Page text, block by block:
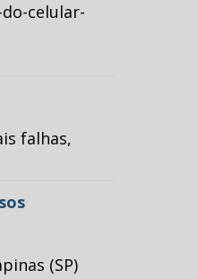
celular-
falhas,
(SP)